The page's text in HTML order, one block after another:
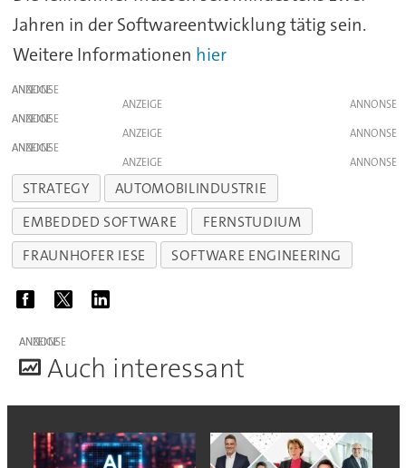
Jahren in der Softwareentwicklung tätig sein.
Weitere Informationen hier
ANZEIGE
ANZEIGE
ANZEIGE
ANZEIGE
ANZEIGE
ANZEIGE
STRATEGY
AUTOMOBILINDUSTRIE
EMBEDDED SOFTWARE
FERNSTUDIUM
FRAUNHOFER IESE
SOFTWARE ENGINEERING
ANZEIGE
Auch interessant